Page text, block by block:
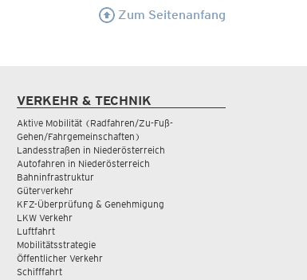
Zum Seitenanfang
VERKEHR & TECHNIK
Aktive Mobilität (Radfahren/Zu-Fuß-
Gehen/Fahrgemeinschaften)
Landesstraßen in Niederösterreich
Autofahren in Niederösterreich
Bahninfrastruktur
Güterverkehr
KFZ-Überprüfung & Genehmigung
LKW Verkehr
Luftfahrt
Mobilitätsstrategie
Öffentlicher Verkehr
Schifffahrt